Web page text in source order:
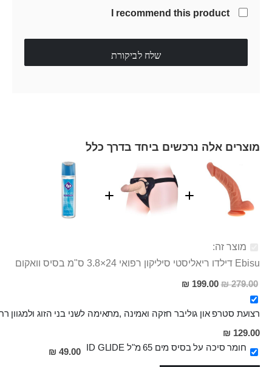
I recommend this product
שלח לביקורת
מוצרים אלה נרכשים ביחד בדרך כלל
מוצר זה:
Ebisu דילדו ריאליסטי סיליקון רפואי 24×3.8 ס"מ בסיס וואקום
279.00 ₪
מחיר
199.00 ₪
רצועת סטרפ און גוליבר חזקה ואמינה ,מתאימה לשני בני הזוג ולמגוון
מחיר
מבצע
129.00 ₪
חומר סיכה על בסיס מים 65 מ"ל ID GLIDE
49.00 ₪